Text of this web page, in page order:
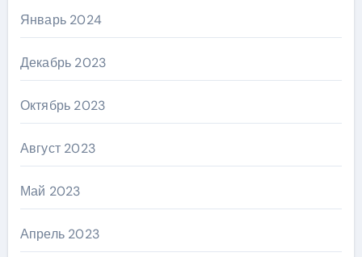
Январь 2024
Декабрь 2023
Октябрь 2023
Август 2023
Май 2023
Апрель 2023